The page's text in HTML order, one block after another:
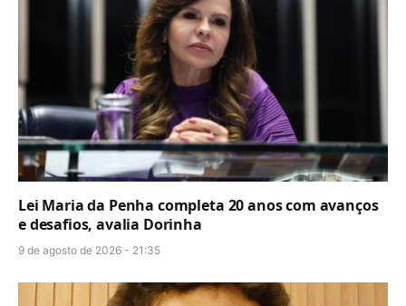
Lei Maria da Penha completa 20 anos com avanços
e desafios, avalia Dorinha
9 de agosto de 2026 - 21:35